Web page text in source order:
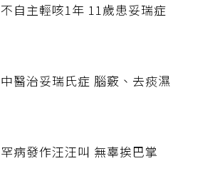
不自主輕咳1年 11歲患妥瑞症
中醫治妥瑞氏症 腦竅、去痰濕
罕病發作汪汪叫 無辜挨巴掌